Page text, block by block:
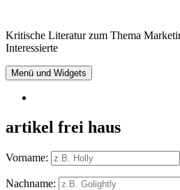
Inhalt
Kritische Literatur zum Thema
Interessierte
Menü und Widgets
artikel frei haus
Vorname:
Nachname: